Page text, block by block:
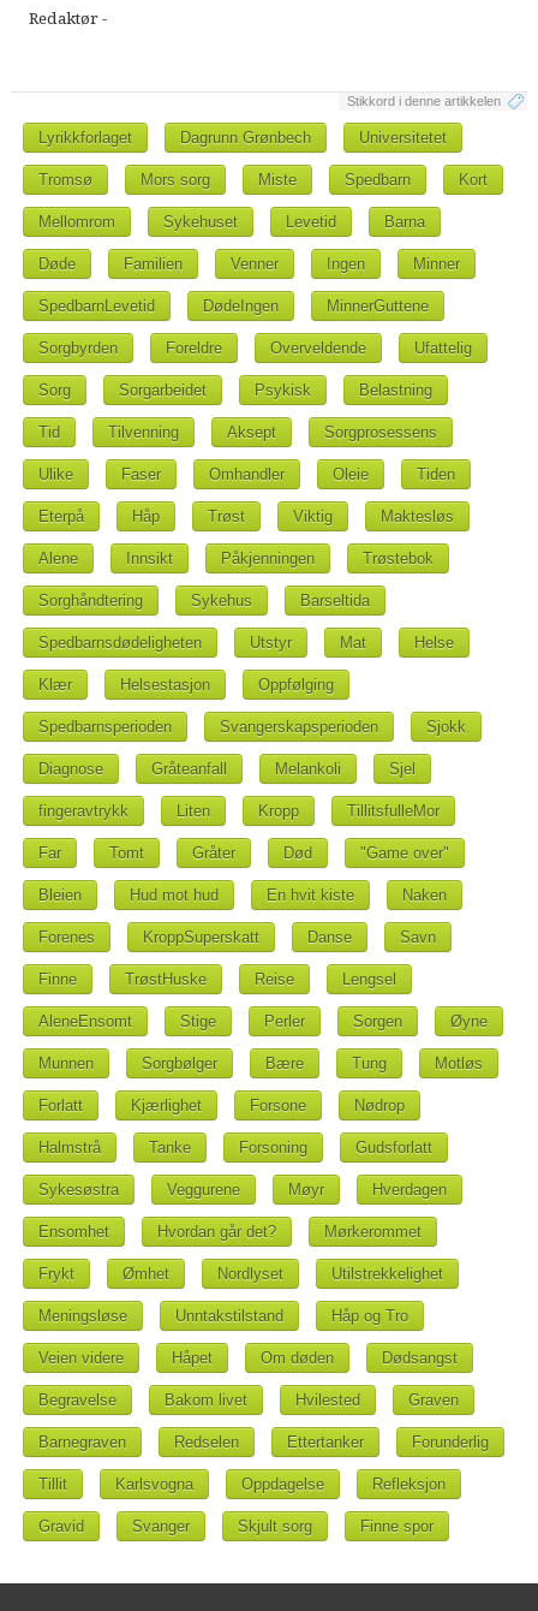
Redaktør -
Stikkord i denne artikkelen
Lyrikkforlaget Dagrunn Grønbech Universitetet
Tromsø Mors sorg Miste Spedbarn Kort
Mellomrom Sykehuset Levetid Barna
Døde Familien Venner Ingen Minner
SpedbarnLevetid DødeIngen MinnerGuttene
Sorgbyrden Foreldre Overveldende Ufattelig
Sorg Sorgarbeidet Psykisk Belastning
Tid Tilvenning Aksept Sorgprosessens
Ulike Faser Omhandler Oleie Tiden
Eterpå Håp Trøst Viktig Maktesløs
Alene Innsikt Påkjenningen Trøstebok
Sorghåndtering Sykehus Barseltida
Spedbarnsdødeligheten Utstyr Mat Helse
Klær Helsestasjon Oppfølging
Spedbarnsperioden Svangerskapsperioden Sjokk
Diagnose Gråteanfall Melankoli Sjel
fingeravtrykk Liten Kropp TillitsfulleMor
Far Tomt Gråter Død "Game over"
Bleien Hud mot hud En hvit kiste Naken
Forenes KroppSuperskatt Danse Savn
Finne TrøstHuske Reise Lengsel
AleneEnsomt Stige Perler Sorgen Øyne
Munnen Sorgbølger Bære Tung Motløs
Forlatt Kjærlighet Forsone Nødrop
Halmstrå Tanke Forsoning Gudsforlatt
Sykesøstra Veggurene Møyr Hverdagen
Ensomhet Hvordan går det? Mørkerommet
Frykt Ømhet Nordlyset Utilstrekkelighet
Meningsløse Unntakstilstand Håp og Tro
Veien videre Håpet Om døden Dødsangst
Begravelse Bakom livet Hvilested Graven
Barnegraven Redselen Ettertanker Forunderlig
Tillit Karlsvogna Oppdagelse Refleksjon
Gravid Svanger Skjult sorg Finne spor